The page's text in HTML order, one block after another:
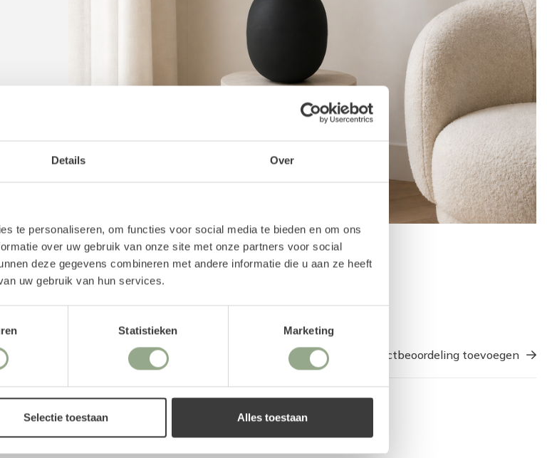
Details Over
te personaliseren, om functies voor social media te bieden en om ons
over uw gebruik van onze site met onze partners voor social
deze gegevens combineren met andere informatie die u aan ze heeft
uw gebruik van hun services.
Statistieken Marketing
Selectie toestaan Alles toestaan
hoog
bij
om
en
kijken
Reviews
Een productbeoordeling toevoegen